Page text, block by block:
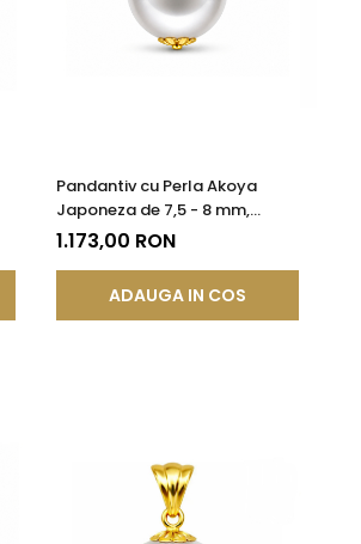
Pandantiv cu Perla Akoya
Japoneza de 7,5 - 8 mm,
Calitate AAA+ si Aur de 14k
1.173,00 RON
ADAUGA IN COS